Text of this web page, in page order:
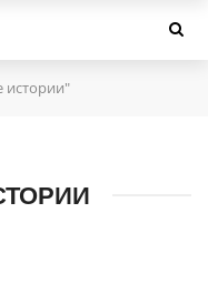
истории"